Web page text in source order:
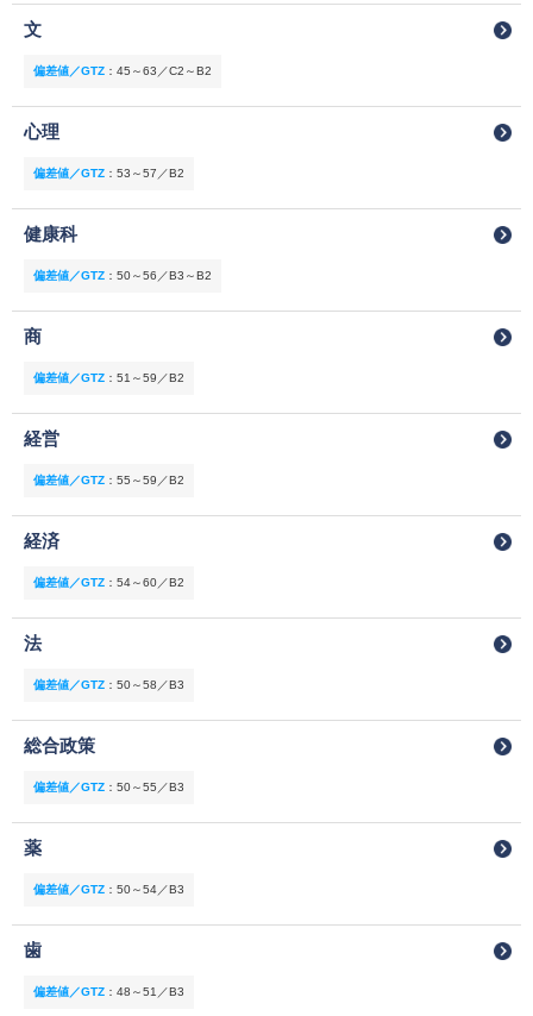
文
偏差値／GTZ ： 45～63／C2～B2
心理
偏差値／GTZ ： 53～57／B2
健康科
偏差値／GTZ ： 50～56／B3～B2
商
偏差値／GTZ ： 51～59／B2
経営
偏差値／GTZ ： 55～59／B2
経済
偏差値／GTZ ： 54～60／B2
法
偏差値／GTZ ： 50～58／B3
総合政策
偏差値／GTZ ： 50～55／B3
薬
偏差値／GTZ ： 50～54／B3
歯
偏差値／GTZ ： 48～51／B3